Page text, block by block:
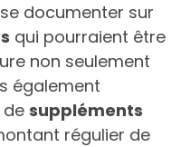
documenter sur
qui pourraient être
non seulement
également
de suppléments
régulier de